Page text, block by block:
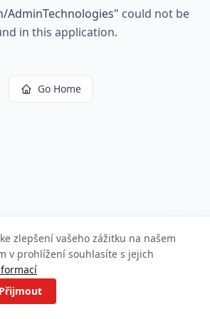
AdminTechnologies" could not be
in this application.
Go Home
zlepšení vašeho zážitku na našem
v prohlížení souhlasíte s jejich
Přijmout